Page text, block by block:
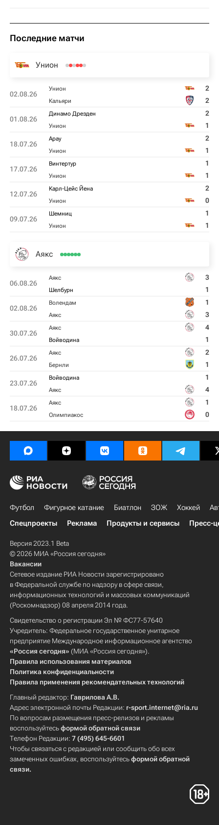
Последние матчи
Унион
02.08.26
Унион 2
Кальяри 2
01.08.26
Динамо Дрезден 2
Унион 1
18.07.26
Арау 2
Унион 1
17.07.26
Винтертур 1
Унион 1
12.07.26
Карл-Цейс Йена 2
Унион 0
09.07.26
Шемниц 1
Унион 1
Аякс
06.08.26
Аякс 3
Шелбурн 1
02.08.26
Волендам 1
Аякс 3
30.07.26
Аякс 4
Войводина 1
26.07.26
Аякс 2
Бернли 1
23.07.26
Войводина 1
Аякс 4
18.07.26
Аякс 1
Олимпиакос 0
Футбол Фигурное катание Биатлон ЗОЖ Хоккей
Спецпроекты
Реклама Продукты и сервисы Пресс-
Версия 2023.1 Beta
© 2026 МИА «Россия сегодня»
Вакансии
Сетевое издание РИА Новости зарегистрировано
в Федеральной службе по надзору в сфере связи,
информационных технологий и массовых коммуникаций
(Роскомнадзор) 08 апреля 2014 года.
Свидетельство о регистрации Эл № ФС77-57640
Учредитель: Федеральное государственное унитарное
предприятие Международное информационное агентство
«Россия сегодня» (МИА «Россия сегодня»).
Правила использования материалов
Политика конфиденциальности
Правила применения рекомендательных технологий
Главный редактор: Гаврилова А.В.
Адрес электронной почты Редакции: r-sport.internet@ria.ru
По вопросам размещения пресс-релизов и рекламы
воспользуйтесьформой обратной связи
Телефон Редакции: 7 (495) 645-6601
Чтобы связаться с редакцией или сообщить обо всех
замеченных ошибках, воспользуйтесьформой обратной
связи.